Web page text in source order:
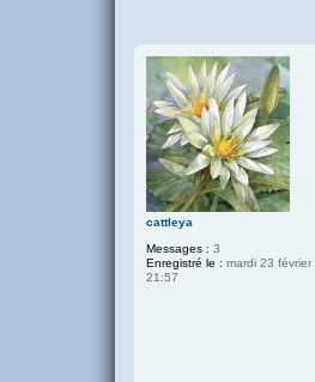
cattleya
Messages : 3
Enregistré le : mardi 23 février
21:57